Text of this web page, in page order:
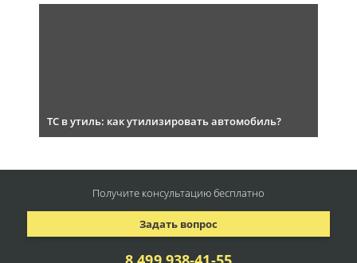
ТС в утиль: как утилизировать автомобиль?
Задать вопрос
Получите консультациюбесплатно